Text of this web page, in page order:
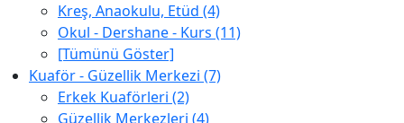
Kreş, Anaokulu, Etüd (4)
Okul - Dershane - Kurs (11)
[Tümünü Göster]
Kuaför - Güzellik Merkezi (7)
Erkek Kuaförleri (2)
Güzellik Merkezleri (4)